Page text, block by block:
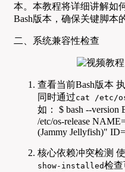
本。本教程将详细讲解如
Bash版本，确保关键脚本
二、系统兼容性检查
查看当前Bash版本
同时通过cat /etc/
如： $ bash --version
/etc/os-release
(Jammy Jellyfish)"
核心依赖冲突检测
show-installed检